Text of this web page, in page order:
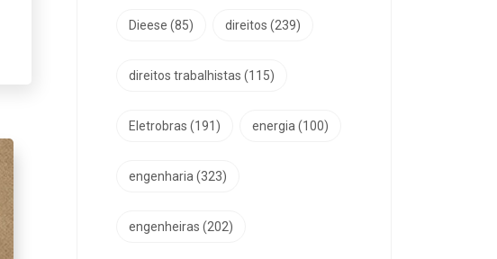
Dieese (85) direitos (239)
direitos trabalhistas (115)
Eletrobras (191) energia (100)
engenharia (323)
engenheiras (202)